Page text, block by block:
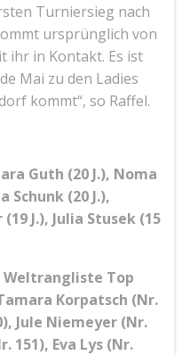
Turniersieg nach
ursprünglich von
ihr in Kontakt. Es ist
Mai zu den Ladies
kommt“, so Raffel.
Guth (20 J.), Noma
Schunk (20 J.),
J.), Julia Stusek (15
Weltrangliste Top
Korpatsch (Nr.
Jule Niemeyer (Nr.
151), Eva Lys (Nr.